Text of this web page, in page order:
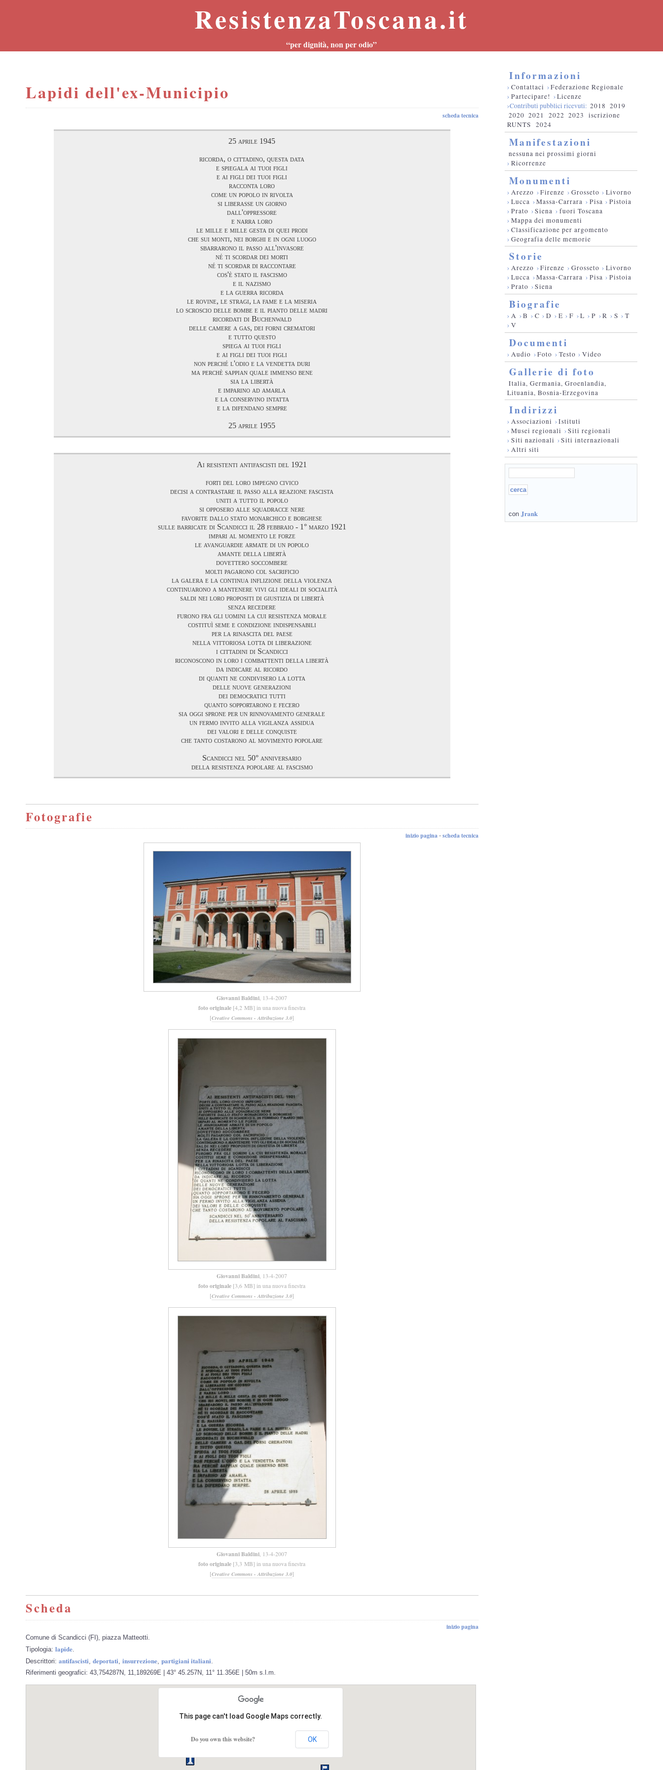
ResistenzaToscana.it
“per dignità, non per odio”
Lapidi dell'ex-Municipio
scheda tecnica
25 aprile 1945
ricorda, o cittadino, questa data
e spiegala ai tuoi figli
e ai figli dei tuoi figli
racconta loro
come un popolo in rivolta
si liberasse un giorno
dall'oppressore
e narra loro
le mille e mille gesta di quei prodi
che sui monti, nei borghi e in ogni luogo
sbarrarono il passo all'invasore
né ti scordar dei morti
né ti scordar di raccontare
cos'è stato il fascismo
e il nazismo
e la guerra ricorda
le rovine, le stragi, la fame e la miseria
lo scroscio delle bombe e il pianto delle madri
ricordati di Buchenwald
delle camere a gas, dei forni crematori
e tutto questo
spiega ai tuoi figli
e ai figli dei tuoi figli
non perché l'odio e la vendetta duri
ma perchè sappian quale immenso bene
sia la libertà
e imparino ad amarla
e la conservino intatta
e la difendano sempre
25 aprile 1955
Ai resistenti antifascisti del 1921
forti del loro impegno civico
decisi a contrastare il passo alla reazione fascista
uniti a tutto il popolo
si opposero alle squadracce nere
favorite dallo stato monarchico e borghese
sulle barricate di Scandicci il 28 febbraio - 1° marzo 1921
impari al momento le forze
le avanguardie armate di un popolo
amante della libertà
dovettero soccombere
molti pagarono col sacrificio
la galera e la continua inflizione della violenza
continuarono a mantenere vivi gli ideali di socialità
saldi nei loro propositi di giustizia di libertà
senza recedere
furono fra gli uomini la cui resistenza morale
costituì seme e condizione indispensabili
per la rinascita del paese
nella vittoriosa lotta di liberazione
i cittadini di Scandicci
riconoscono in loro i combattenti della libertà
da indicare al ricordo
di quanti ne condivisero la lotta
delle nuove generazioni
dei democratici tutti
quanto sopportarono e fecero
sia oggi sprone per un rinnovamento generale
un fermo invito alla vigilanza assidua
dei valori e delle conquiste
che tanto costarono al movimento popolare
Scandicci nel 50° anniversario
della resistenza popolare al fascismo
Fotografie
inizio pagina - scheda tecnica
Giovanni Baldini, 13-4-2007
foto originale [4,2 MB] in una nuova finestra
[Creative Commons - Attribuzione 3.0]
Giovanni Baldini, 13-4-2007
foto originale [3,6 MB] in una nuova finestra
[Creative Commons - Attribuzione 3.0]
Giovanni Baldini , 13-4-2007
foto originale [3,3 MB] in una nuova finestra
[Creative Commons - Attribuzione 3.0]
Scheda
inizio pagina
Comune di Scandicci (FI), piazza Matteotti.
Tipologia: lapide.
Descrittori: antifascisti, deportati, insurrezione, partigiani italiani.
Riferimenti geografici: 43,754287N, 11,189269E | 43° 45.257N, 11° 11.356E | 50m s.l.m.
This page can't load Google Maps correctly.
Do you own this website? OK
Informazioni
› Contattaci ›Federazione Regionale
› Partecipare! ›Licenze
›Contributi pubblici ricevuti: 2018 2019
2020 2021 2022 2023
iscrizione
RUNTS
2024
Manifestazioni
nessuna nei prossimi giorni
› Ricorrenze
Monumenti
› Arezzo ›Firenze › Grosseto › Livorno
› Lucca ›Massa-Carrara › Pisa › Pistoia
› Prato ›Siena › fuori Toscana
› Mappa dei monumenti
› Classificazione per argomento
› Geografia delle memorie
Storie
› Arezzo ›Firenze › Grosseto › Livorno
› Lucca ›Massa-Carrara › Pisa › Pistoia
› Prato ›Siena
Biografie
› A ›B › C › D › E › F ›L › P ›R › S › T
› V
Documenti
› Audio ›Foto › Testo › Video
Gallerie di foto
Italia, Germania, Groenlandia,
Lituania, Bosnia-Erzegovina
Indirizzi
› Associazioni ›Istituti
› Musei regionali ›Siti regionali
› Siti nazionali ›Siti internazionali
› Altri siti
con Jrank